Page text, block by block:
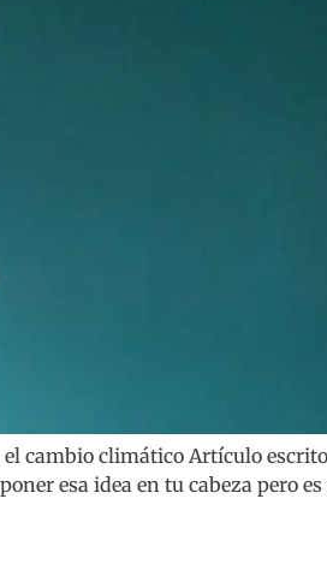
cambio climático Artículo
esa idea en tu cabeza pero